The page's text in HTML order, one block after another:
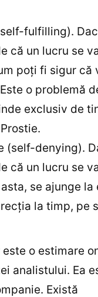
fulfilling).
că un lucru se
poţi fi sigur că
o problemă
exclusiv de
(self-denying).
că un lucru se
se ajunge la
la timp, pe
este o estimare
analistului. Ea
Există